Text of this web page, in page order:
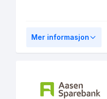
Mer informasjon